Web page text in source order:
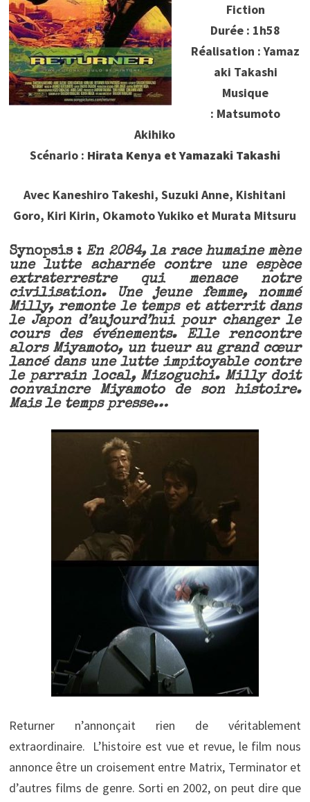
Fiction
Durée : 1h58
Réalisation : Yamaz
aki Takashi
Musique
: Matsumoto
Akihiko
Scénario : Hirata Kenya et Yamazaki Takashi
Avec Kaneshiro Takeshi, Suzuki Anne, Kishitani
Goro, Kiri Kirin, Okamoto Yukiko et Murata Mitsuru
Synopsis : En 2084, la race humaine mène
une lutte acharnée contre une espèce
extraterrestre qui menace notre
civilisation. Une jeune femme, nommé
Milly, remonte le temps et atterrit dans
le Japon d’aujourd’hui pour changer le
cours des événements. Elle rencontre
alors Miyamoto, un tueur au grand cœur
lancé dans une lutte impitoyable contre
le parrain local, Mizoguchi. Milly doit
convaincre Miyamoto de son histoire.
Mais le temps presse…
Returner n’annonçait rien de véritablement
extraordinaire. L’histoire est vue et revue, le film nous
annonce être un croisement entre Matrix, Terminator et
d’autres films de genre. Sorti en 2002, on peut dire que